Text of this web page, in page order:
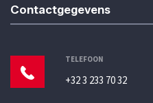
Contactgegevens
TELEFOON
+32 3 233 70 32